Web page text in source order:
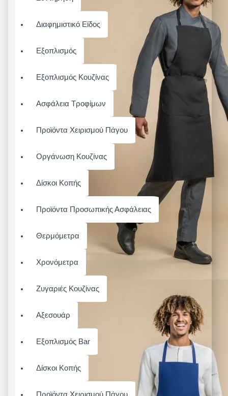
Διαφημιστικό Είδος
Εξοπλισμός
Εξοπλισμός Κουζίνας
Ασφάλεια Τροφίμων
Προϊόντα Χειρισμού Πάγου
Οργάνωση Κουζίνας
Δίσκοι Κοπής
Προϊόντα Προσωπικής Ασφάλειας
Θερμόμετρα
Χρονόμετρα
Ζυγαριές Κουζίνας
Αξεσουάρ
Εξοπλισμός Bar
Δίσκοι Κοπής
Προϊόντα Χειρισμού Πάγου